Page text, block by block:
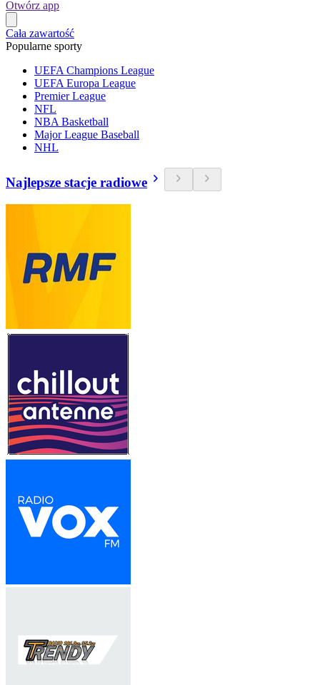
Otwórz app
Cała zawartość
Popularne sporty
UEFA Champions League
UEFA Europa League
Premier League
NFL
NBA Basketball
Major League Baseball
NHL
Najlepsze stacje radiowe